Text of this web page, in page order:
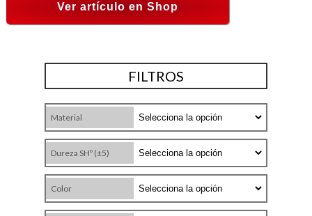
Ver artículo en Shop
FILTROS
Material
Dureza SHº (±5)
Color